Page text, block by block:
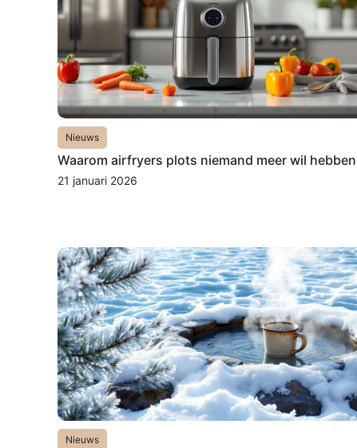
Nieuws
Waarom airfryers plots niemand meer wil hebben
21 januari 2026
Nieuws